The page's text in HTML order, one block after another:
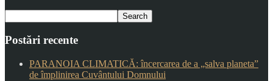
Postări recente
PARANOIA CLIMATICĂ: încercarea de a „salva planeta”
de împlinirea Cuvântului Domnului